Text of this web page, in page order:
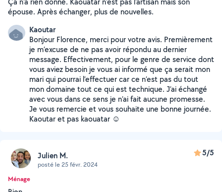
épouse. Après échanger, plus de nouvelles.
Kaoutar
Bonjour Florence, merci pour votre avis. Premièrement
je m’excuse de ne pas avoir répondu au dernier
message. Effectivement, pour le genre de service dont
vous aviez besoin je vous ai informé que ça serait mon
mari qui pourrai l’effectuer car ce n’est pas du tout
mon domaine tout ce qui est technique. J’ai échangé
avec vous dans ce sens je n’ai fait aucune promesse.
Je vous remercie et vous souhaite une bonne journée.
Kaoutar et pas kaouatar ☺️
Julien M.
posté le 25 févr. 2024
5/5
Ménage